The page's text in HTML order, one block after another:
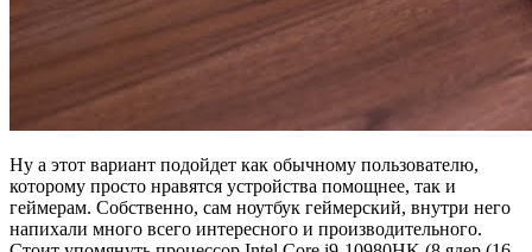
Ну а этот вариант подойдет как обычному пользователю,
которому просто нравятся устройства помощнее, так и
геймерам. Собственно, сам ноутбук геймерский, внутри него
напихали много всего интересного и производительного.